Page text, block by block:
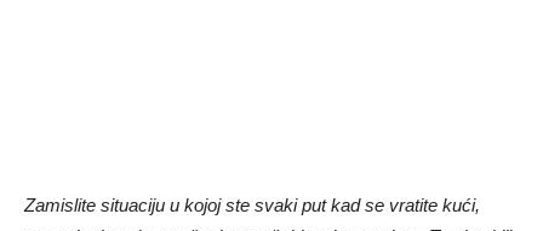
Zamislite situaciju u kojoj ste svaki put kad se vratite kući,